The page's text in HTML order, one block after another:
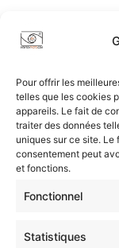
Pour offrir les
telles que les cookies
appareils. Le fait de
traiter des données
uniques sur ce site. Le
consentement peut
et fonctions.
Fonctionnel
Statistiques
Conditions